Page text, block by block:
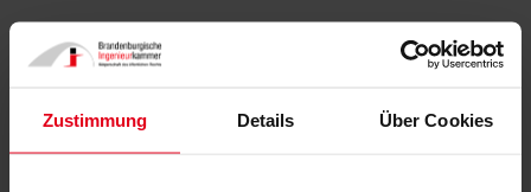
Zustimmung Details Über Cookies
TAGUNG | Bauten der Industriekultur in
27.09.2021